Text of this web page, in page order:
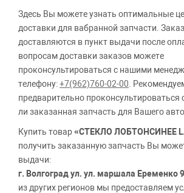
Здесь Вы можете узнать оптимальные
доставки для вабранной запчасти.
доставляются в пункт выдачи после
вопросам доставки заказов можете
проконсультироваться с нашими
телефону:+7(962)760-02-00 .
предварительно проконсультироваться
ли заказанная запчасть для Вашего
Купить товар«СТЕКЛО ЛОБТОНСИНЕЕ
получить заказанную запчасть Вы
выдачи:
г. Волгоград ул. ул. маршала Еременко
из других регионов мы предоставляем